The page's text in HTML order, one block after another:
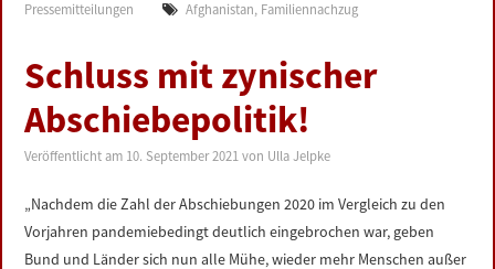
Pressemitteilungen
Afghanistan, Familiennachzug
Schluss mit zynischer
Abschiebepolitik!
Veröffentlicht am 10. September 2021 von Ulla Jelpke
„Nachdem die Zahl der Abschiebungen 2020 im Vergleich zu den
Vorjahren pandemiebedingt deutlich eingebrochen war, geben
Bund und Länder sich nun alle Mühe, wieder mehr Menschen außer